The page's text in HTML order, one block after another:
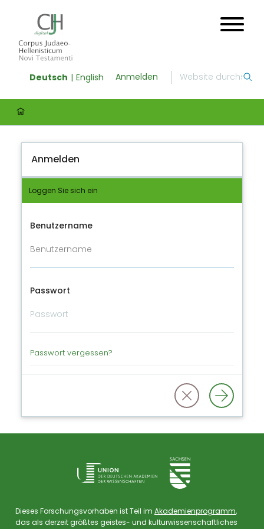
Deutsch English Anmelden
Anmelden
Loggen Sie sich ein
Benutzername
Passwort
Passwort vergessen?
Dieses Forschungsvorhaben ist Teil im Akademienprogramm,
das als derzeit größtes geistes- und kulturwissenschaftliches